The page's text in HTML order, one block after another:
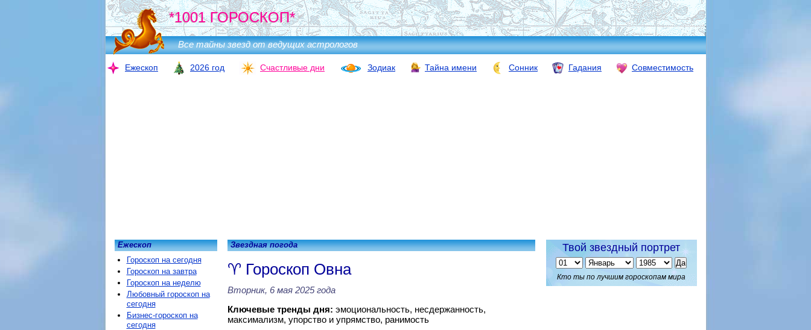
*1001 ГОРОСКОП*
Все тайны звезд от ведущих астрологов
Ежескоп 2026 год Счастливые дни Зодиак Тайна имени Сонник Гадания Совместимость
Звездная погода
Гороскоп Овна
Вторник, 6 мая 2025 года
Ключевые тренды дня: эмоциональность, несдержанность,
максимализм, упорство и упрямство, ранимость
Ежескоп
Гороскоп на сегодня
Гороскоп на завтра
Гороскоп на неделю
Любовный гороскоп на
сегодня
Бизнес-гороскоп на
сегодня
Твой звездный портрет
Кто ты по лучшим гороскопам мира